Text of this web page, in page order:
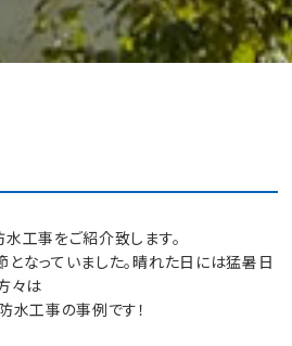
工事をご紹介致します。
なっていました。晴れた日には猛暑日
々は
水工事の事例です！